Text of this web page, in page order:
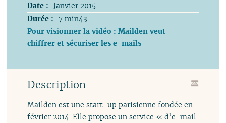
Date : Janvier 2015
Durée : 7 min43
Pour visionner la vidéo : Mailden veut
chiffrer et sécuriser les e-mails
Description
Mailden est une start-up parisienne fondée en
février 2014. Elle propose un service « d’e-mail